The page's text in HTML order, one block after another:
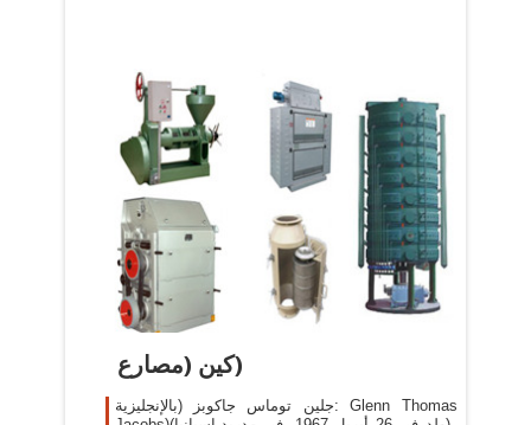
كين (مصارع)
جلين توماس جاكوبز (بالإنجليزية: Glenn Thomas